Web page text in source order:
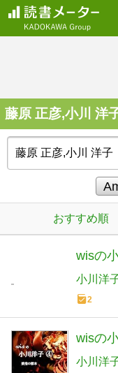
藤原 正彦,小川 洋
おすすめ順
wisの
小川洋
2
wisの
小川洋